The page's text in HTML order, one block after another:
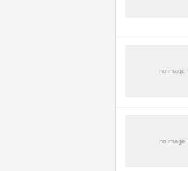
no image
no image